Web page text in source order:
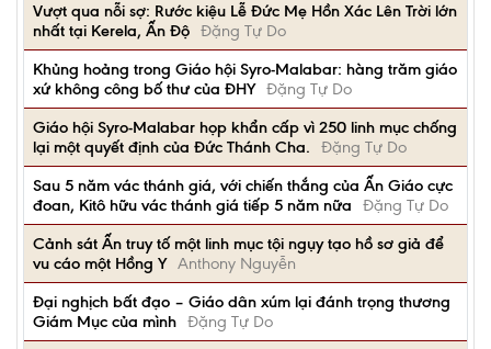
Vượt qua nỗi sợ: Rước kiệu Lễ Đức Mẹ Hồn Xác Lên Trời lớn
nhất tại Kerela, Ấn Độ Đặng Tự Do
Khủng hoảng trong Giáo hội Syro-Malabar: hàng trăm giáo
xứ không công bố thư của ĐHY Đặng Tự Do
Giáo hội Syro-Malabar họp khẩn cấp vì 250 linh mục chống
lại một quyết định của Đức Thánh Cha.
Đặng Tự Do
Sau 5 năm vác thánh giá, với chiến thắng của Ấn Giáo cực
đoan, Kitô hữu vác thánh giá tiếp 5 năm nữa
Đặng Tự Do
Cảnh sát Ấn truy tố một linh mục tội ngụy tạo hồ sơ giả để
vu cáo một Hồng Y Anthony Nguyễn
Đại nghịch bất đạo – Giáo dân xúm lại đánh trọng thương
Giám Mục của mình Đặng Tự Do